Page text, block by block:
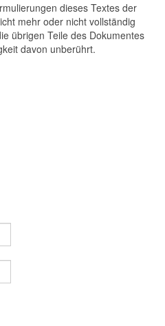
dieses Textes der
mehr oder nicht vollständig
übrigen Teile des Dokumentes
davon unberührt.